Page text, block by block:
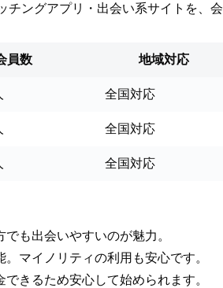
ングアプリ・出会い系サイトを、
員数 地域対応
全国対応
全国対応
全国対応
も出会いやすいのが魅力。
マイノリティの利用も安心です。
きるため安心して始められます。